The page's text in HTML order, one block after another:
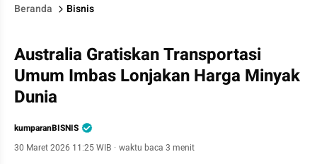
Beranda Bisnis
Australia Gratiskan Transportasi
Umum Imbas Lonjakan Harga Minyak
Dunia
kumparanBISNIS
30 Maret 2026 11:25 WIB · waktu baca 3 menit